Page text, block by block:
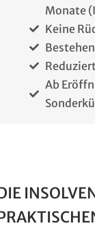
Monate
Keine
Ab